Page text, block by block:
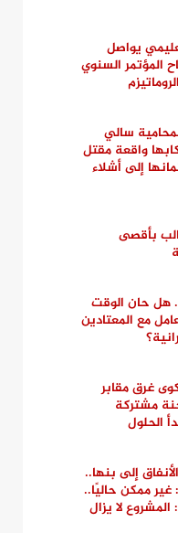
يواصل
المؤتمر السنوي
سالي
واقعة مقتل
إلى أشلاء
بأقصى
هل حان الوقت
مع المعتادين
غرق مقابر
مشتركة
الحلول
إلى بنها..
ممكن حاليًا..
لا يزال